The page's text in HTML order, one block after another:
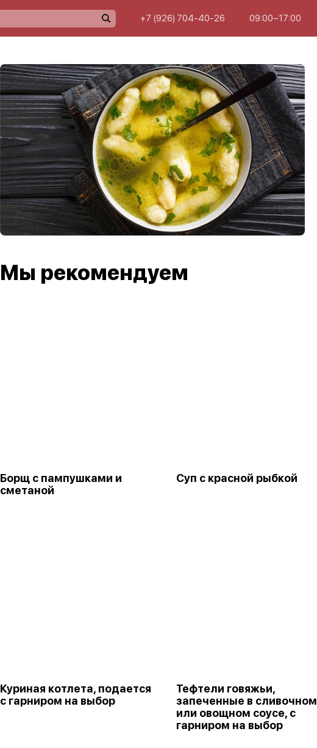
+7 (926) 704-40-26 09:00−17:00
Мы рекомендуем
Борщ с пампушками и
сметаной
Суп с красной рыбкой
Куриная котлета, подается
с гарниром на выбор
Тефтели говяжьи,
запеченные в сливочном
или овощном соусе, с
гарниром на выбор